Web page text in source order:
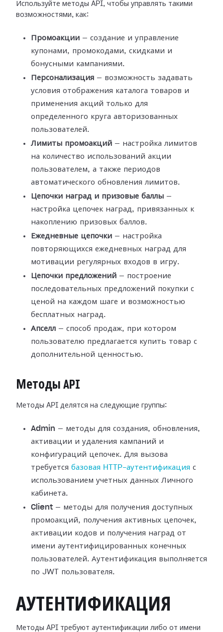
Используйте методы API, чтобы управлять такими
возможностями, как:
Промоакции — создание и управление
купонами, промокодами, скидками и
бонусными кампаниями.
Персонализация — возможность задавать
условия отображения каталога товаров и
применения акций только для
определенного круга авторизованных
пользователей.
Лимиты промоакций — настройка лимитов
на количество использований акции
пользователем, а также периодов
автоматического обновления лимитов.
Цепочки наград и призовые баллы —
настройка цепочек наград, привязанных к
накоплению призовых баллов.
Ежедневные цепочки — настройка
повторяющихся ежедневных наград для
мотивации регулярных входов в игру.
Цепочки предложений — построение
последовательных предложений покупки с
ценой на каждом шаге и возможностью
бесплатных наград.
Апселл — способ продаж, при котором
пользователю предлагается купить товар с
дополнительной ценностью.
Методы API
Методы API делятся на следующие группы:
Admin — методы для создания, обновления,
активации и удаления кампаний и
конфигураций цепочек. Для вызова
требуется базовая HTTP-аутентификация с
использованием учетных данных Личного
кабинета.
Client — методы для получения доступных
промоакций, получения активных цепочек,
активации кодов и получения наград от
имени аутентифицированных конечных
пользователей. Аутентификация выполняется
по JWT пользователя.
АУТЕНТИФИКАЦИЯ
Методы API требуют аутентификации либо от имени